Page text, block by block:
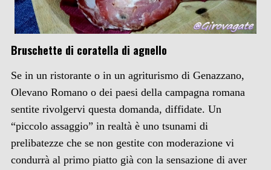
Bruschette di coratella di agnello
Se in un ristorante o in un agriturismo di Genazzano,
Olevano Romano o dei paesi della campagna romana
sentite rivolgervi questa domanda, diffidate. Un
“piccolo assaggio” in realtà è uno tsunami di
prelibatezze che se non gestite con moderazione vi
condurrà al primo piatto già con la sensazione di aver